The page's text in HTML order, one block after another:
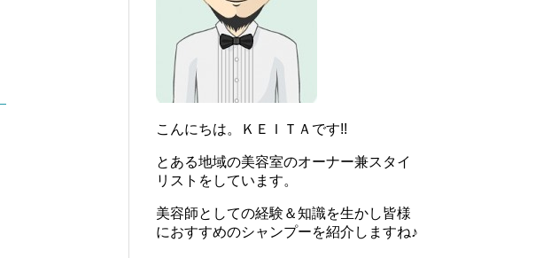
こんにちは。ＫＥＩＴＡです!!
とある地域の美容室のオーナー兼スタイ
リストをしています。
美容師としての経験＆知識を生かし皆様
におすすめのシャンプーを紹介しますね♪